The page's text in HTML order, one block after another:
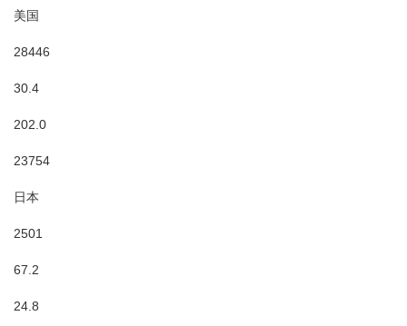
美国
28446
30.4
202.0
23754
日本
2501
67.2
24.8